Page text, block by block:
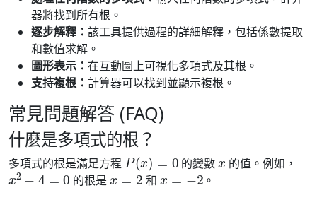
器將找到所有根。
逐步解釋： 該工具提供過程的詳細解釋，包括係數提取
和數值求解。
圖形表示： 在互動圖上可視化多項式及其根。
支持複根： 計算器可以找到並顯示複根。
常見問題解答 (FAQ)
什麼是多項式的根？
多項式的根是滿足方程
P(x =
的變數 的值。例如，
x2−4=0
的根是
x=2
和
x=−2
。